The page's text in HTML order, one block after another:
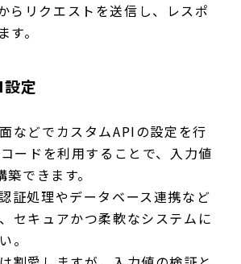
らリクエストを送信し、レスポ
。
定
などでカスタムAPIの設定を行
ードを利用することで、入力値
できます。
証処理やデータベース連携など
セキュアかつ柔軟なシステムに
。